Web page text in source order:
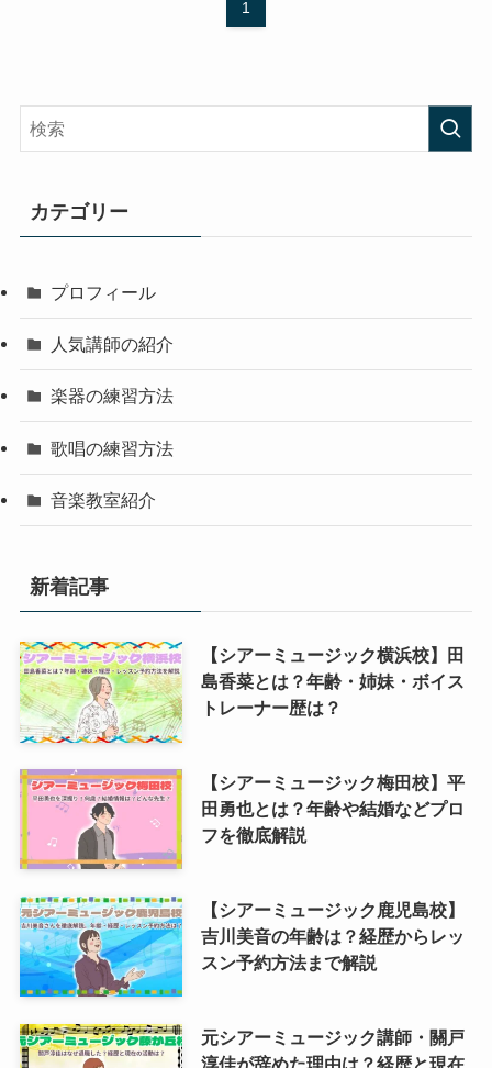
1
カテゴリー
プロフィール
人気講師の紹介
楽器の練習方法
歌唱の練習方法
音楽教室紹介
新着記事
【シアーミュージック横浜校】田
島香菜とは？年齢・姉妹・ボイス
トレーナー歴は？
【シアーミュージック梅田校】平
田勇也とは？年齢や結婚などプロ
フを徹底解説
【シアーミュージック鹿児島校】
吉川美音の年齢は？経歴からレッ
スン予約方法まで解説
元シアーミュージック講師・關戸
淳佳が辞めた理由は？経歴と現在